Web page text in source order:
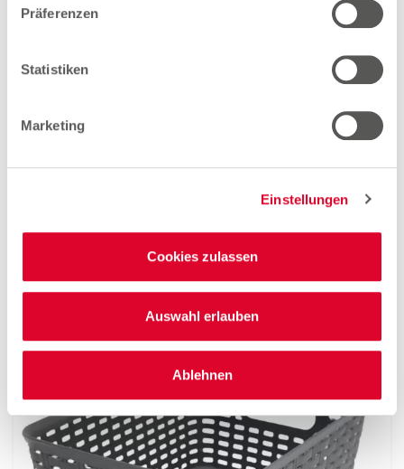
Präferenzen
Statistiken
Marketing
Einstellungen
Cookies zulassen
Auswahl erlauben
Ablehnen
Kühlschrankkörbe